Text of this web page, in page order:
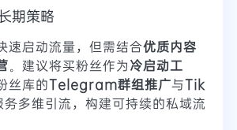
期策略
速启动流量，但需结合优质内容
。建议将买粉丝作为冷启动工
丝库的Telegram群组推广与Tik
务多维引流，构建可持续的私域流